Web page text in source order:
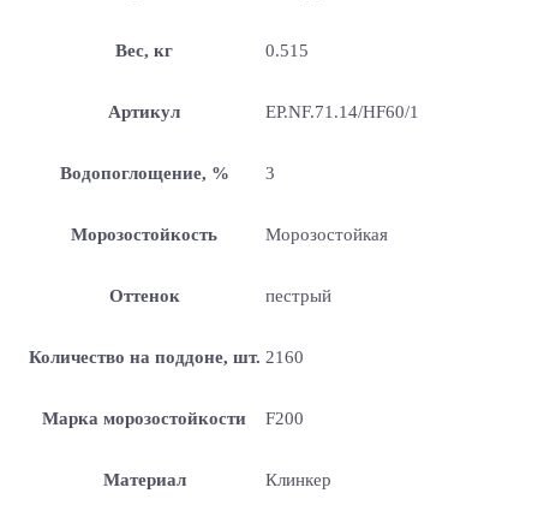
Вес, кг 0.515
Артикул EP.NF.71.14/HF60/1
Водопоглощение, % 3
Морозостойкость Морозостойкая
Оттенок пестрый
Количество на поддоне, шт. 2160
Марка морозостойкости F200
Материал Клинкер